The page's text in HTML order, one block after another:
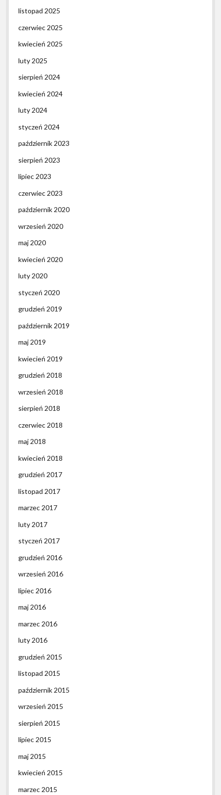
listopad 2025
czerwiec 2025
kwiecień 2025
luty 2025
sierpień 2024
kwiecień 2024
luty 2024
styczeń 2024
październik 2023
sierpień 2023
lipiec 2023
czerwiec 2023
październik 2020
wrzesień 2020
maj 2020
kwiecień 2020
luty 2020
styczeń 2020
grudzień 2019
październik 2019
maj 2019
kwiecień 2019
grudzień 2018
wrzesień 2018
sierpień 2018
czerwiec 2018
maj 2018
kwiecień 2018
grudzień 2017
listopad 2017
marzec 2017
luty 2017
styczeń 2017
grudzień 2016
wrzesień 2016
lipiec 2016
maj 2016
marzec 2016
luty 2016
grudzień 2015
listopad 2015
październik 2015
wrzesień 2015
sierpień 2015
lipiec 2015
maj 2015
kwiecień 2015
marzec 2015